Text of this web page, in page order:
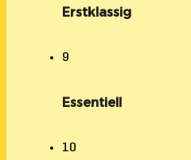
Erstklassig
9
Essentiell
10